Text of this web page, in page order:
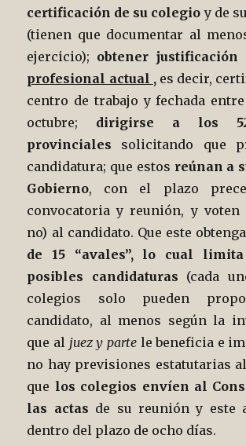
certificación de su colegio y de
(tienen que documentar al
ejercicio); obtener justificación
profesional actual , es decir,
centro de trabajo y fechada
octubre; dirigirse a los
provinciales solicitando que
candidatura; que estos reúnan a
Gobierno, con el plazo
convocatoria y reunión, y voten
no) al candidato. Que este
de 15 “avales”, lo cual
posibles candidaturas (cada
colegios solo pueden
candidato, al menos según la
que al juez y partele beneficia e
no hay previsiones estatutarias
que los colegios envíen al
las actas de su reunión y este
dentro del plazo de ocho días.